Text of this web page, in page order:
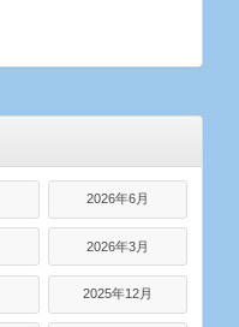
2026年6月
2026年3月
2025年12月